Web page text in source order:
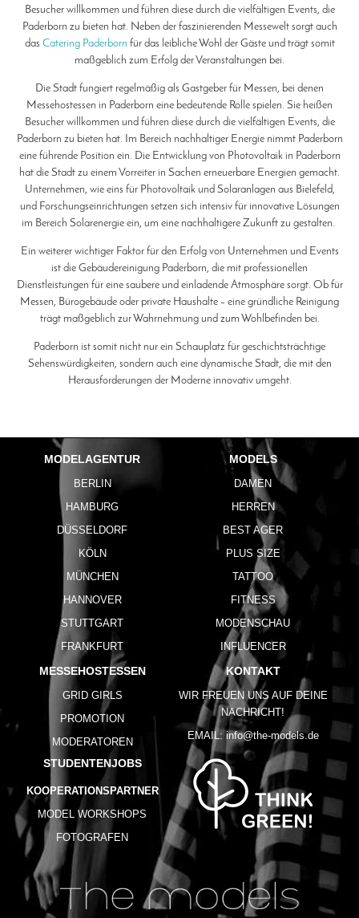
Besucher willkommen und führen diese durch die vielfältigen Events, die
Paderborn zu bieten hat. Neben der faszinierenden Messewelt sorgt auch
das Catering Paderborn für das leibliche Wohl der Gäste und trägt somit
maßgeblich zum Erfolg der Veranstaltungen bei.
Die Stadt fungiert regelmäßig als Gastgeber für Messen, bei denen
Messehostessen in Paderborn eine bedeutende Rolle spielen. Sie heißen
Besucher willkommen und führen diese durch die vielfältigen Events, die
Paderborn zu bieten hat. Im Bereich nachhaltiger Energie nimmt Paderborn
eine führende Position ein. Die Entwicklung von Photovoltaik in Paderborn
hat die Stadt zu einem Vorreiter in Sachen erneuerbare Energien gemacht.
Unternehmen, wie eins für Photovoltaik und Solaranlagen aus Bielefeld,
und Forschungseinrichtungen setzen sich intensiv für innovative Lösungen
im Bereich Solarenergie ein, um eine nachhaltigere Zukunft zu gestalten.
Ein weiterer wichtiger Faktor für den Erfolg von Unternehmen und Events
ist die Gebäudereinigung Paderborn, die mit professionellen
Dienstleistungen für eine saubere und einladende Atmosphäre sorgt. Ob für
Messen, Bürogebäude oder private Haushalte – eine gründliche Reinigung
trägt maßgeblich zur Wahrnehmung und zum Wohlbefinden bei.
Paderborn ist somit nicht nur ein Schauplatz für geschichtsträchtige
Sehenswürdigkeiten, sondern auch eine dynamische Stadt, die mit den
Herausforderungen der Moderne innovativ umgeht.
MODELAGENTUR
BERLIN
HAMBURG
DÜSSELDORF
KÖLN
MÜNCHEN
HANNOVER
STUTTGART
FRANKFURT
MODELS
DAMEN
HERREN
BEST AGER
PLUS SIZE
TATTOO
FITNESS
MODENSCHAU
INFLUENCER
MESSEHOSTESSEN
GRID GIRLS
PROMOTION
MODERATOREN
STUDENTENJOBS
KOOPERATIONSPARTNER
MODEL WORKSHOPS
FOTOGRAFEN
KONTAKT
WIR FREUEN UNS AUF DEINE
NACHRICHT!
EMAIL: info@the-models.de